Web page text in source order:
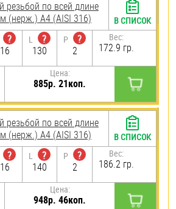
резьбой по всей длине
(нерж.) A4 (AISI 316)
?
16
L
?
130
P
?
2
Вес:
172.9 гр.
Цена:
885р. 21коп.
В СПИСОК
резьбой по всей длине
(нерж.) A4 (AISI 316)
?
16
L
?
140
P
?
2
Вес:
186.2 гр.
Цена:
948р. 46коп.
В СПИСОК